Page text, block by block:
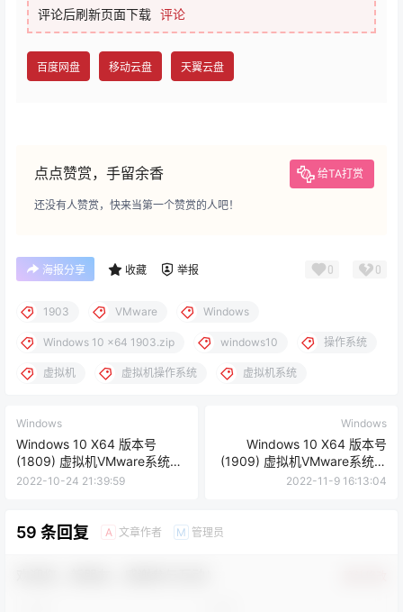
评论后刷新页面下载 评论
百度网盘 移动云盘 天翼云盘
点点赞赏，手留余香 给TA打赏
还没有人赞赏，快来当第一个赞赏的人吧！
海报分享 收藏 举报 0 0
1903 VMware Windows
Windows 10 x64 1903.zip windows10 操作系统
虚拟机 虚拟机操作系统 虚拟机系统
Windows
Windows 10 X64 版本号
(1809) 虚拟机VMware系统文
件下载
2022-10-24 21:39:59
Windows
Windows 10 X64 版本号
(1909) 虚拟机VMware系统文
件下载
2022-11-9 16:13:04
59 条回复 A 文章作者 M 管理员